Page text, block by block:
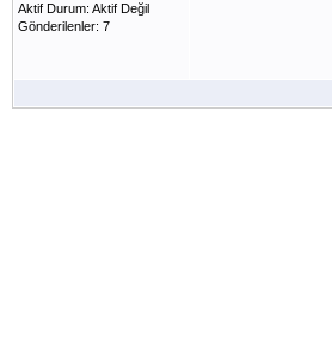
Aktif Durum: Aktif Değil
Gönderilenler: 7